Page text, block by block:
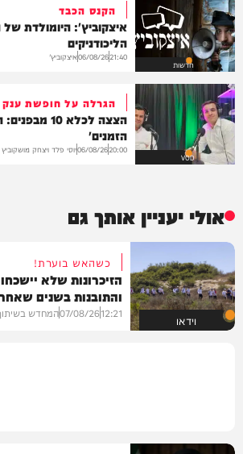
חדשות
הקנס הכבד
איצקוביץ': היומולדת
הליכודניקים
21:40
06/08/26איצקוביץ'
VOD
הגרלה על חופשת ענק
הצצה לכלא
הזמנים'
20:00
06/08/26יוסי פלד ויצחק מושקוביץ
אולי יעניין אותך גם
וידאו
כשהאש בוערת!
הזיכרונות שלא
והתובנות בשנים
12:21
07/08/26המחדש